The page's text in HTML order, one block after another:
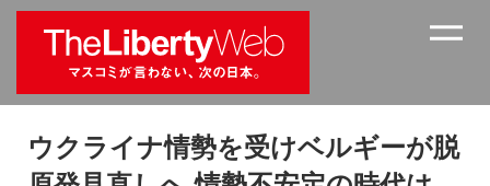
ウクライナ情勢を受けベルギーが脱